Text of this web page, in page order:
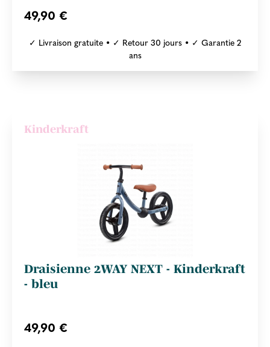
49,90 €
✓ Livraison gratuite • ✓ Retour 30 jours • ✓ Garantie 2
ans
Kinderkraft
Draisienne 2WAY NEXT - Kinderkraft
- bleu
49,90 €